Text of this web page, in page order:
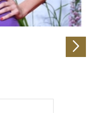
weiter. Unsere
mit
Nutzung der Dienste